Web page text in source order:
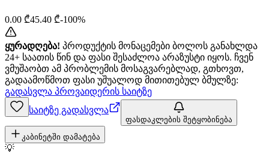
0.00 ₾45.40 ₾-100%
ყურადღება! პროდუქტის მონაცემები ბოლოს განახლდა
24+ საათის წინ და ფასი შესაძლოა არაზუსტი იყოს. ჩვენ
ვმუშაობთ ამ პრობლემის მოსაგვარებლად, გთხოვთ,
გადაამოწმოთ ფასი უშუალოდ მითითებულ ბმულზე:
გადასვლა პროვაიდერის საიტზე
საიტზე გადასვლა
ფასდაკლების შეტყობინება
კაბინეტში დამატება
💡